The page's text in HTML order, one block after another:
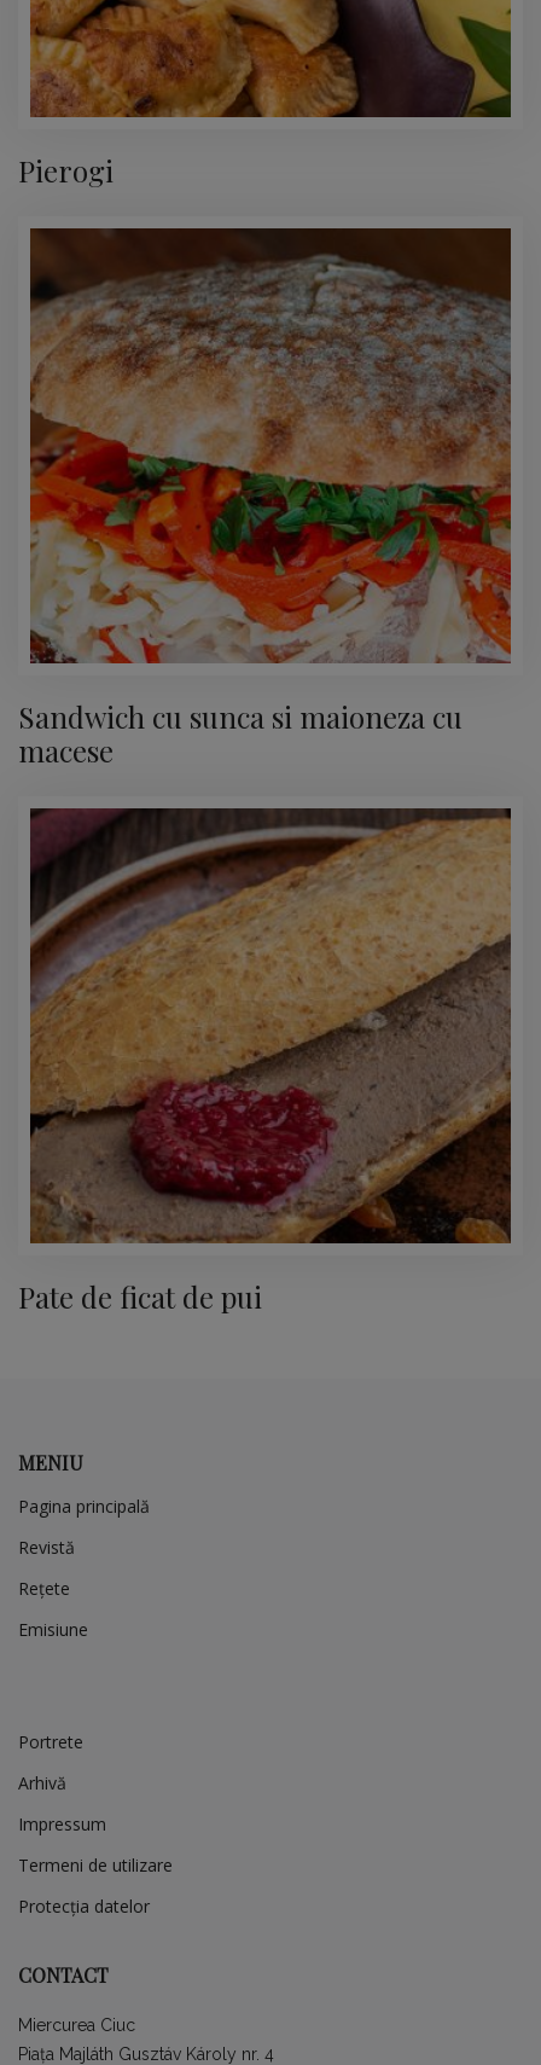
Pierogi
Sandwich cu sunca si maioneza cu
macese
Pate de ficat de pui
MENIU
Pagina principală
Revistă
Rețete
Emisiune
Portrete
Arhivă
Impressum
Termeni de utilizare
Protecția datelor
CONTACT
Miercurea Ciuc
Piața Majláth Gusztáv Károly nr. 4